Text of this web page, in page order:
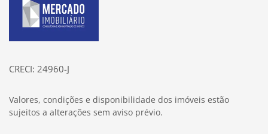
CRECI: 24960-J
Valores, condições e disponibilidade dos imóveis estão
sujeitos a alterações sem aviso prévio.